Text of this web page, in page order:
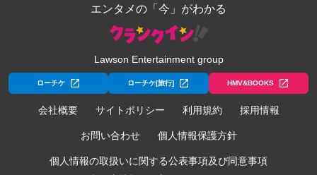
エンタメの「今」がわかる
Lawson Entertainment group
ローチケ ローチケ[旅行] HMV&BOOKS
会社概要 サイトポリシー 利用規約 採用情報
お問い合わせ 個人情報保護方針
個人情報の取扱いに関する公表事項及び同意事項